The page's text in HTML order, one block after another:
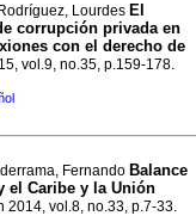
Lourdes El
corrupción privada en
con el derecho de
vol.9, no.35, p.159-178.
Fernando Balance
el Caribe y la Unión
2014, vol.8, no.33, p.7-33.